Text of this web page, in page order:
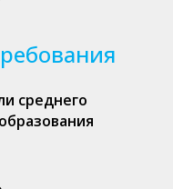
среднего